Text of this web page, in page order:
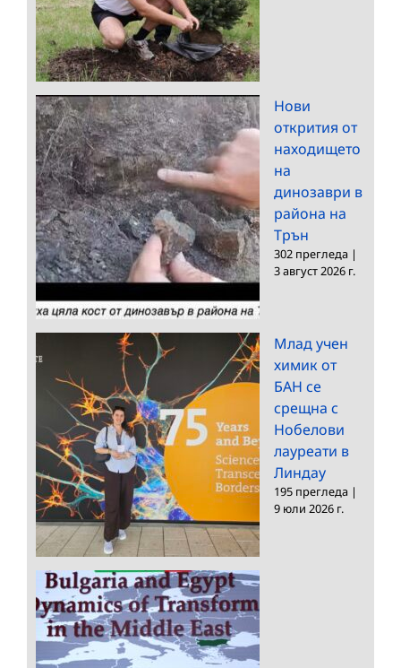
Нови
открития от
находището
на
динозаври в
района на
Трън
302 прегледа |
3 август 2026 г.
Млад учен
химик от
БАН се
срещна с
Нобелови
лауреати в
Линдау
195 прегледа |
9 юли 2026 г.